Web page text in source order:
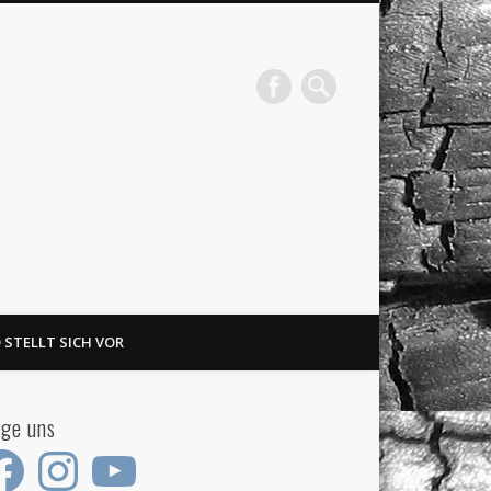
SICH VOR
uns
Instagram